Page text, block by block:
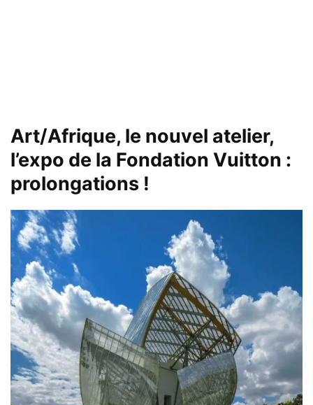
Art/Afrique, le nouvel atelier,
l’expo de la Fondation Vuitton :
prolongations !